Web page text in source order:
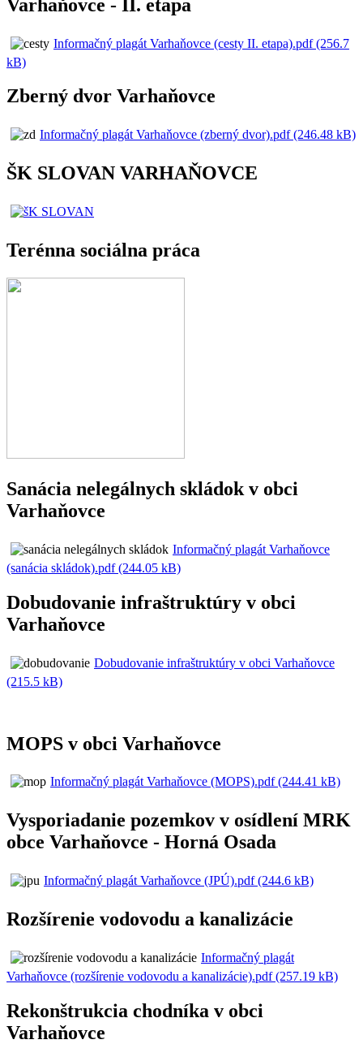
Varhaňovce - II. etapa
Informačný plagát Varhaňovce (cesty II. etapa).pdf (256.7
kB)
Zberný dvor Varhaňovce
Informačný plagát Varhaňovce (zberný dvor).pdf (246.48 kB)
ŠK SLOVAN VARHAŇOVCE
Terénna sociálna práca
Sanácia nelegálnych skládok v obci
Varhaňovce
Informačný plagát Varhaňovce
(sanácia skládok).pdf (244.05 kB)
Dobudovanie infraštruktúry v obci
Varhaňovce
Dobudovanie infraštruktúry v obci Varhaňovce
(215.5 kB)
MOPS v obci Varhaňovce
Informačný plagát Varhaňovce (MOPS).pdf (244.41 kB)
Vysporiadanie pozemkov v osídlení MRK
obce Varhaňovce - Horná Osada
Informačný plagát Varhaňovce (JPÚ).pdf (244.6 kB)
Rozšírenie vodovodu a kanalizácie
Informačný plagát
Varhaňovce (rozšírenie vodovodu a kanalizácie).pdf (257.19 kB)
Rekonštrukcia chodníka v obci
Varhaňovce